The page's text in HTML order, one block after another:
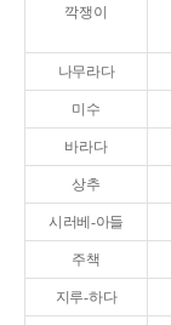
깍쟁이
나무라다
미수
바라다
상추
시러베-아들
주책
지루-하다